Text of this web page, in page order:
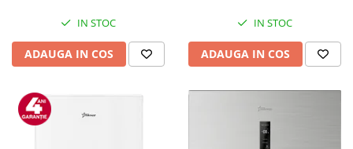
Sisteme audio
Imprimante & Scannere
Monitoare
Playere, Boxe & Casti
Radio cu ceas & portabile
IN STOC
ADAUGA IN COS
IN STOC
ADAUGA IN COS